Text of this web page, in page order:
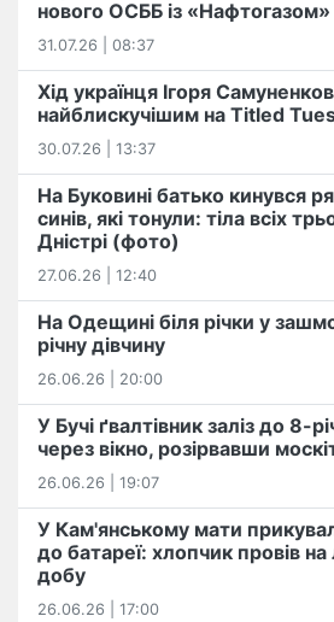
нового ОСББ із «Нафтогазом»
31.07.26 | 08:37
Хід українця Ігоря
найблискучішим на Titled
30.07.26 | 13:37
На Буковині батько кинувся
синів, які тонули: тіла всіх
Дністрі (фото)
27.06.26 | 12:40
На Одещині біля річки у
річну дівчину
26.06.26 | 20:00
У Бучі ґвалтівник заліз до 8-
через вікно, розірвавши
26.06.26 | 19:07
У Кам'янському мати
до батареї: хлопчик провів
добу
26.06.26 | 17:00